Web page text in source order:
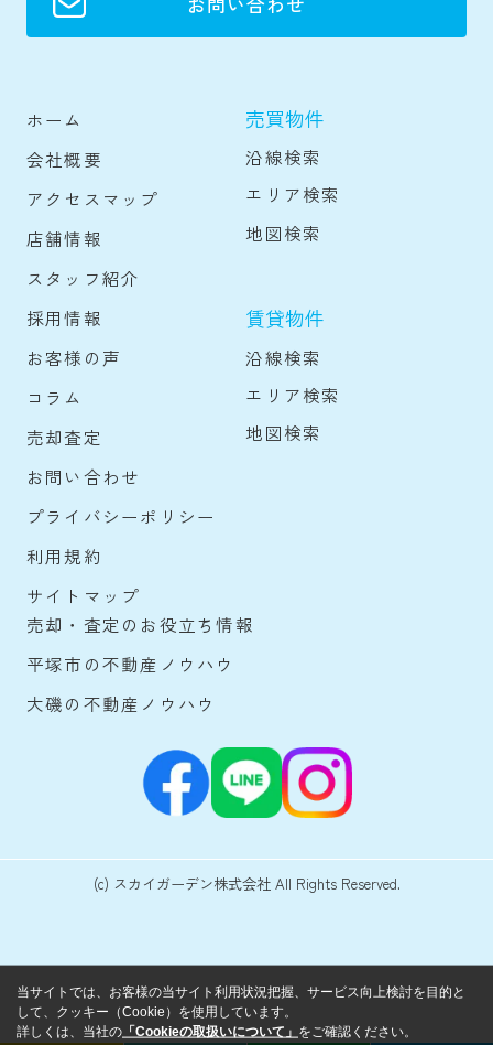
ホーム
会社概要
アクセスマップ
店舗情報
スタッフ紹介
採用情報
お客様の声
コラム
売却査定
お問い合わせ
プライバシーポリシー
利用規約
サイトマップ
売買物件
沿線検索
エリア検索
地図検索
賃貸物件
沿線検索
エリア検索
地図検索
売却・査定のお役立ち情報
平塚市の不動産ノウハウ
大磯の不動産ノウハウ
(c) スカイガーデン株式会社 All Rights Reserved.
当サイトでは、お客様の当サイト利用状況把握、サービス向上検討を目的と
して、クッキー（Cookie）を使用しています。
詳しくは、当社の 「Cookieの取扱いについて」 をご確認ください。